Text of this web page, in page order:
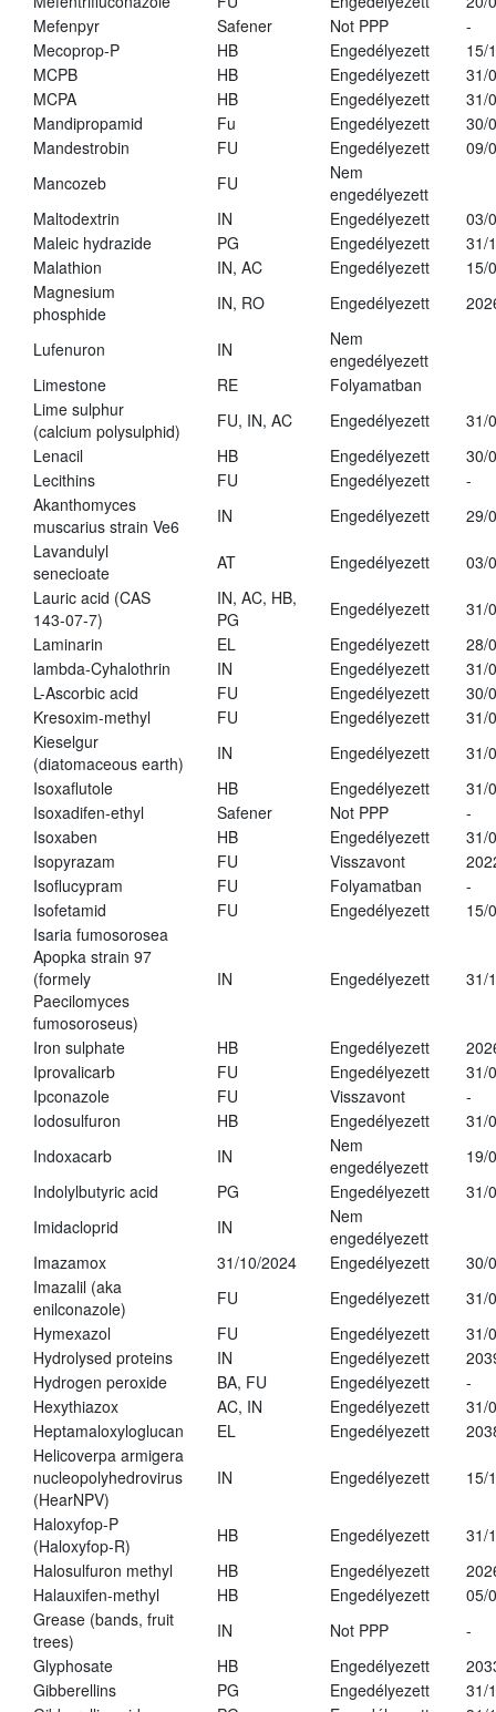
Mefenpyr
Safener Not PPP
-
Mecoprop-P
HB Engedélyezett
15/
MCPB
HB Engedélyezett
31/
MCPA
HB Engedélyezett
31/
Mandipropamid
Fu Engedélyezett
30/
Mandestrobin
FU Engedélyezett
09/
Mancozeb
FU
Nem
engedélyezett
Maltodextrin
IN Engedélyezett
03/
Maleic hydrazide
PG Engedélyezett
31/
Malathion
IN, AC Engedélyezett
15/
Magnesium
phosphide
IN, RO Engedélyezett
Lufenuron IN
Nem
engedélyezett
Limestone
RE
Folyamatban
Lime sulphur
(calcium polysulphid)
FU, IN, AC Engedélyezett
31/
Lenacil
HB Engedélyezett
30/
Lecithins
FU Engedélyezett
-
Akanthomyces
muscarius strain Ve6
IN Engedélyezett
29/
Lavandulyl
senecioate
AT Engedélyezett
03/
Lauric acid (CAS
143-07-7)
IN, AC, HB,
PG
Engedélyezett
31/
Laminarin
EL Engedélyezett
28/
lambda-Cyhalothrin
IN Engedélyezett
31/
L-Ascorbic acid
FU Engedélyezett
30/
Kresoxim-methyl
FU Engedélyezett
31/
Kieselgur
(diatomaceous earth)
IN Engedélyezett
31/
Isoxaflutole
HB Engedélyezett
31/
Isoxadifen-ethyl
Safener Not PPP
-
Isoxaben
HB Engedélyezett
31/
Isopyrazam
FU Visszavont
Isoflucypram
FU Folyamatban
-
Isofetamid
FU Engedélyezett
15/
Isaria fumosorosea
Apopka strain 97
(formely
Paecilomyces
fumosoroseus)
IN Engedélyezett 31/
Iron sulphate HB Engedélyezett
Iprovalicarb
FU Engedélyezett
31/
Ipconazole
FU Visszavont
-
Iodosulfuron
HB Engedélyezett
31/
Indoxacarb
IN
Nem
engedélyezett
19/
Indolylbutyric acid
PG Engedélyezett
31/
Imidacloprid
IN
Nem
engedélyezett
Imazamox
31/10/2024 Engedélyezett
30/
Imazalil (aka
enilconazole)
FU Engedélyezett
31/
Hymexazol
FU Engedélyezett
31/
Hydrolysed proteins
IN Engedélyezett
Hydrogen peroxide
BA, FU Engedélyezett
-
Hexythiazox
AC, IN Engedélyezett
31/
Heptamaloxyloglucan
EL Engedélyezett
Helicoverpa armigera
nucleopolyhedrovirus
(HearNPV)
IN Engedélyezett 15/
Haloxyfop-P
(Haloxyfop-R)
HB Engedélyezett
31/
Halosulfuron methyl
HB Engedélyezett
Halauxifen-methyl
HB Engedélyezett
05/
Grease (bands, fruit
trees)
IN Not PPP
-
Glyphosate
HB Engedélyezett
Gibberellins
PG Engedélyezett
31/